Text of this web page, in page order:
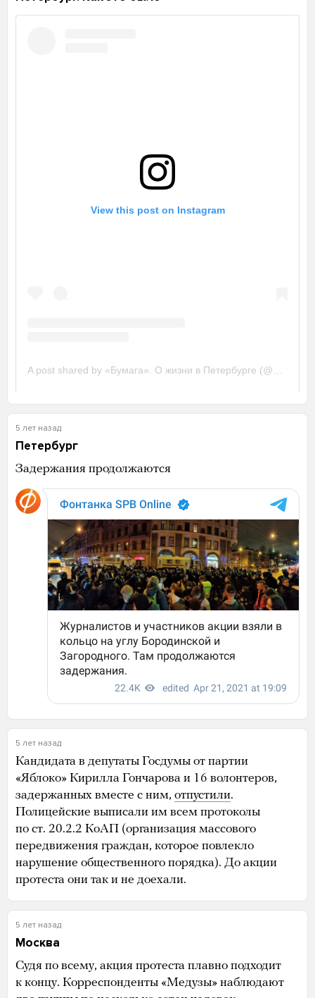
5 лет назад
Петербург
Задержания продолжаются
5 лет назад
Кандидата в депутаты Госдумы от партии
«Яблоко» Кирилла Гончарова и 16 волонтеров,
задержанных вместе с ним, отпустили.
Полицейские выписали им всем протоколы
по ст. 20.2.2 КоАП (организация массового
передвижения граждан, которое повлекло
нарушение общественного порядка). До акции
протеста они так и не доехали.
5 лет назад
Москва
Судя по всему, акция протеста плавно подходит
к концу. Корреспонденты «Медузы» наблюдают